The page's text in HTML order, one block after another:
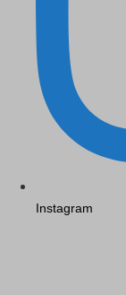
Instagram